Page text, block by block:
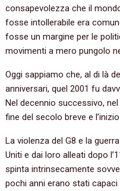
consapevolezza che il
fosse intollerabile era
fosse un margine per le
movimenti a mero pungolo
Oggi sappiamo che, al di là
anniversari, quel 2001 fu
Nel decennio successivo,
fine del secolo breve e
La violenza del G8 e la
Uniti e dai loro alleati dopo
spinta intrinsecamente
pochi anni erano stati